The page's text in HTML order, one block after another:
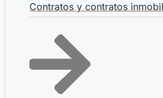
Contratos y contratos